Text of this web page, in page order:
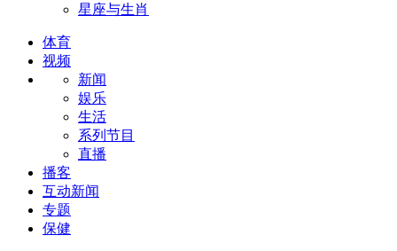
星座与生肖
体育
视频
新闻
娱乐
生活
系列节目
直播
播客
互动新闻
专题
保健